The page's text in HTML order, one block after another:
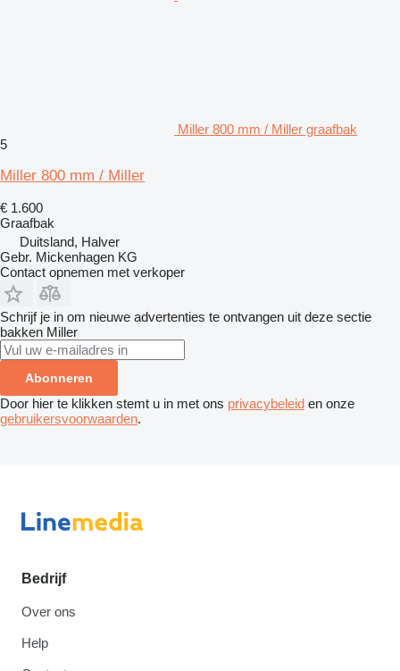
Miller 800 mm / Miller graafbak
5
Miller 800 mm / Miller
€ 1.600
Graafbak
Duitsland, Halver
Gebr. Mickenhagen KG
Contact opnemen met verkoper
Schrijf je in om nieuwe advertenties te ontvangen uit deze sectie
bakken Miller
Abonneren
Door hier te klikken stemt u in met ons privacybeleid en onze
gebruikersvoorwaarden.
Bedrijf
Over ons
Help